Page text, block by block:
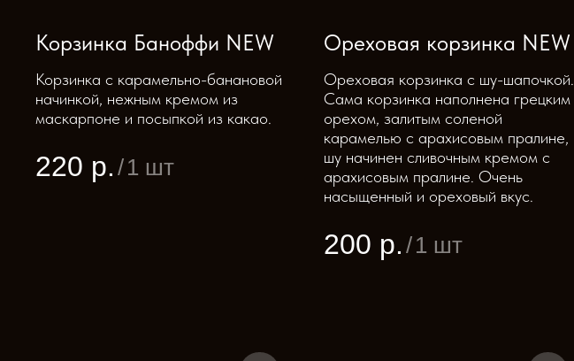
Корзинка Баноффи NEW
Корзинка с карамельно-банановой
начинкой, нежным кремом из
маскарпоне и посыпкой из какао.
220 р. /1 шт
Ореховая корзинка NEW
Ореховая корзинка с шу-шапочкой.
Сама корзинка наполнена грецким
орехом, залитым соленой
карамелью с арахисовым пралине,
шу начинен сливочным кремом с
арахисовым пралине. Очень
насыщенный и ореховый вкус.
200 р. /1 шт